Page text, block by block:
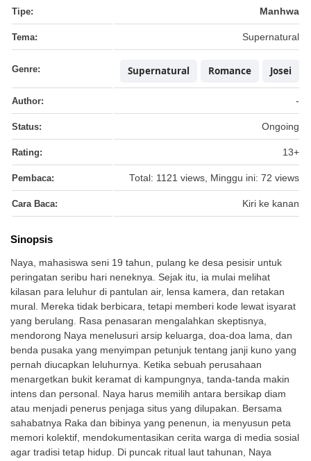
Tipe: Manhwa
Tema: Supernatural
Genre: Josei
Romance
Supernatural
Author: -
Status: Ongoing
Rating: 13+
Pembaca: Total: 1121 views, Minggu ini: 72 views
Cara Baca: Kiri ke kanan
Sinopsis
Naya, mahasiswa seni 19 tahun, pulang ke desa pesisir untuk
peringatan seribu hari neneknya. Sejak itu, ia mulai melihat
kilasan para leluhur di pantulan air, lensa kamera, dan retakan
mural. Mereka tidak berbicara, tetapi memberi kode lewat isyarat
yang berulang. Rasa penasaran mengalahkan skeptisnya,
mendorong Naya menelusuri arsip keluarga, doa-doa lama, dan
benda pusaka yang menyimpan petunjuk tentang janji kuno yang
pernah diucapkan leluhurnya. Ketika sebuah perusahaan
menargetkan bukit keramat di kampungnya, tanda-tanda makin
intens dan personal. Naya harus memilih antara bersikap diam
atau menjadi penerus penjaga situs yang dilupakan. Bersama
sahabatnya Raka dan bibinya yang penenun, ia menyusun peta
memori kolektif, mendokumentasikan cerita warga di media sosial
agar tradisi tetap hidup. Di puncak ritual laut tahunan, Naya